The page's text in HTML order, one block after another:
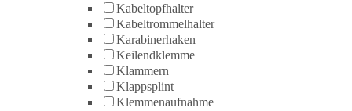
Kabeltopfhalter
Kabeltrommelhalter
Karabinerhaken
Keilendklemme
Klammern
Klappsplint
Klemmenaufnahme